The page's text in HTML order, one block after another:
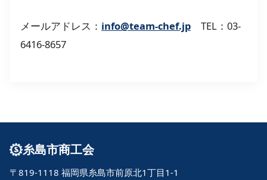
メールアドレス： info@team-chef.jp TEL：03-
6416-8657
糸島市商工会
〒819-1118 福岡県糸島市前原北1丁目1-1